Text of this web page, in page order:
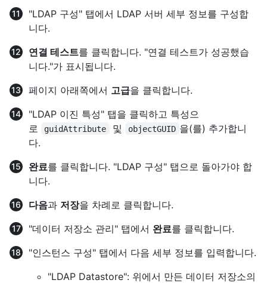
"LDAP 구성" 탭에서 LDAP 서버 세부 정보를 구성합
니다.
연결 테스트를 클릭합니다. "연결 테스트가 성공했습
니다."가 표시됩니다.
페이지 아래쪽에서 고급을 클릭합니다.
"LDAP 이진 특성" 탭을 클릭하고 특성으
로
guidAttribute 및 objectGUID 을(를) 추가합니
다.
완료를 클릭합니다. "LDAP 구성" 탭으로 돌아가야 합
니다.
다음과 저장을 차례로 클릭합니다.
"데이터 저장소 관리" 탭에서 완료를 클릭합니다.
"인스턴스 구성" 탭에서 다음 세부 정보를 입력합니다.
"LDAP Datastore": 위에서 만든 데이터 저장소의